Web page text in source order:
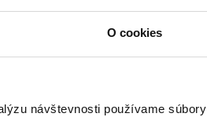
O cookies
návštevnosti používame súbory
Shott.